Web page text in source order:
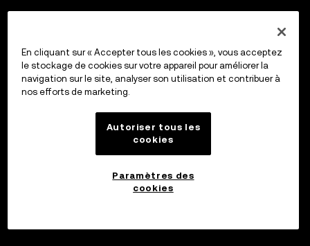
En cliquant sur « Accepter tous les cookies », vous acceptez
le stockage de cookies sur votre appareil pour améliorer la
navigation sur le site, analyser son utilisation et contribuer à
nos efforts de marketing.
Autoriser tous les
cookies
Paramètres des
cookies